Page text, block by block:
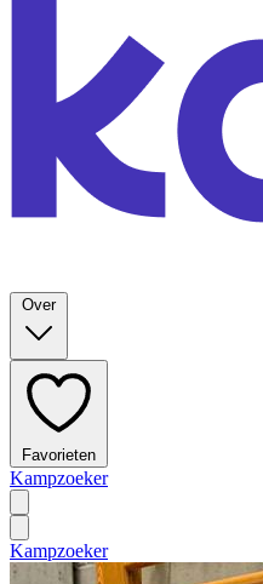
Over
Favorieten
Kampzoeker
Kampzoeker